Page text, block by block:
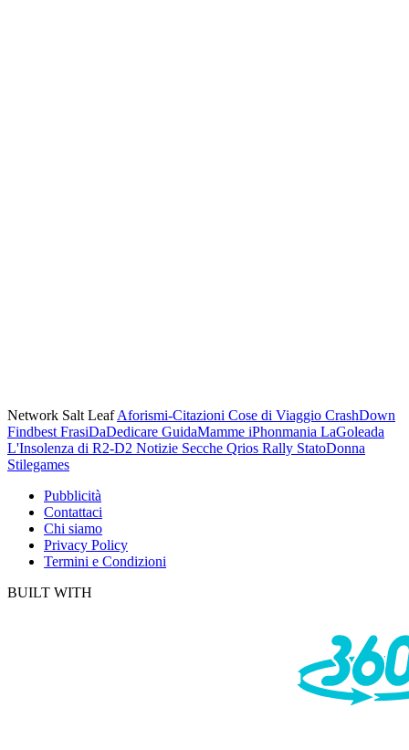
Network Salt LeafAforismi-Citazioni Cose di Viaggio CrashDown
Findbest FrasiDaDedicare GuidaMamme iPhonmania LaGoleada
L'Insolenza di R2-D2 Notizie Secche Qrios Rally StatoDonna
Stilegames
Pubblicità
Contattaci
Chi siamo
Privacy Policy
Termini e Condizioni
BUILT WITH